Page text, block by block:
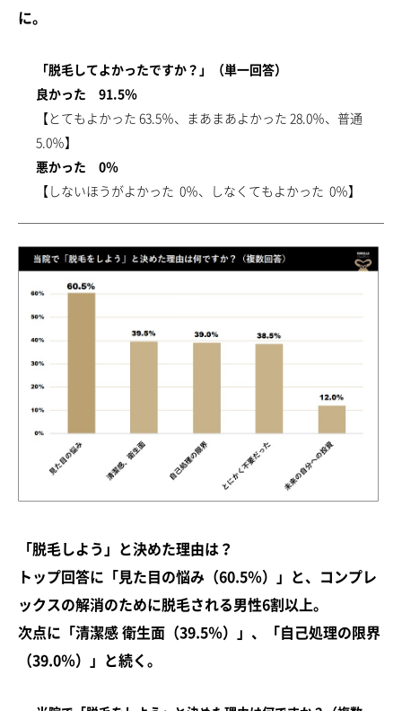
に。
「脱毛してよかったですか？」（単一回答）
良かった 91.5％
【とてもよかった 63.5％、まあまあよかった 28.0％、普通
5.0％】
悪かった 0％
【しないほうがよかった 0％、しなくてもよかった 0％】
「脱毛しよう」と決めた理由は？
トップ回答に「見た目の悩み（60.5％）」と、コンプレ
ックスの解消のために脱毛される男性6割以上。
次点に「清潔感 衛生面（39.5％）」、「自己処理の限界
（39.0％）」と続く。